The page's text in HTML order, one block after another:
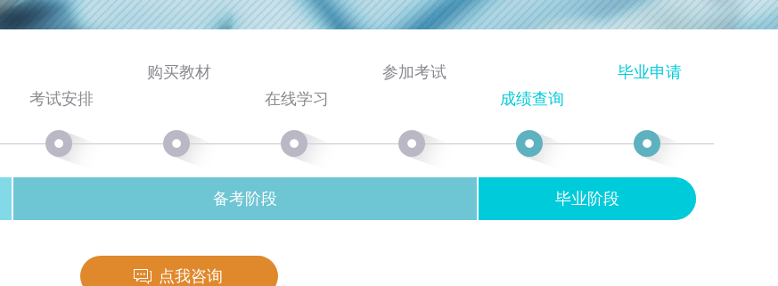
考试安排
购买教材
在线学习
参加考试
成绩查询
毕业申请
备考阶段 毕业阶段
点我咨询